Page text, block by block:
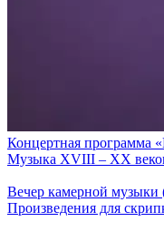
Концертная программа
Музыка ХVIII – ХХ
Вечер камерной музыки
Произведения для